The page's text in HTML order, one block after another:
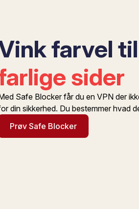
farvel til
sider
Safe Blocker får du en VPN der
din sikkerhed. Du bestemmer hvad
Prøv Safe Blocker